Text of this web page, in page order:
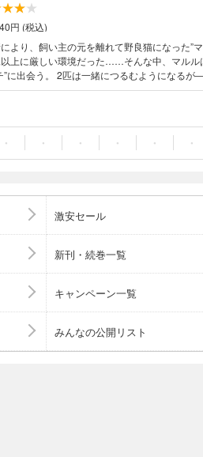
円 (税込)
より、飼い主の元を離れて野良猫になった”
上に厳しい環境だった……そんな中、マルル
”に出会う。 2匹は一緒につるむようになる
たくましく生き抜く野良猫たち（とその周
・ ・ ・ ・ ・ ・
激安セール
新刊・続巻一覧
キャンペーン一覧
みんなの公開リスト